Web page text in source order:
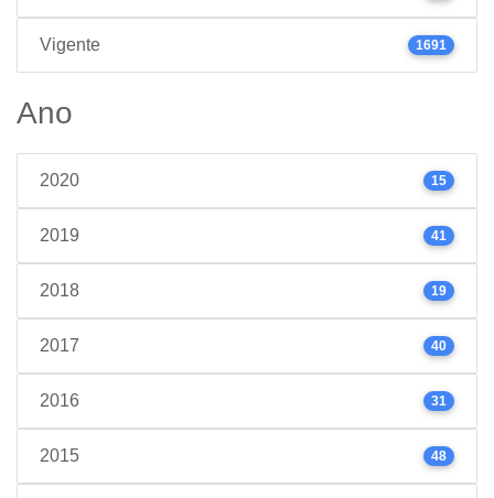
Vigente 1691
Ano
2020 15
2019 41
2018 19
2017 40
2016 31
2015 48